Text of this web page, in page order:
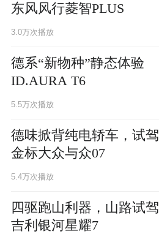
东风风行菱智PLUS
3.0万次播放
德系“新物种”静态体验
ID.AURA T6
5.5万次播放
德味掀背纯电轿车，试驾
金标大众与众07
5.4万次播放
四驱跑山利器，山路试驾
吉利银河星耀7